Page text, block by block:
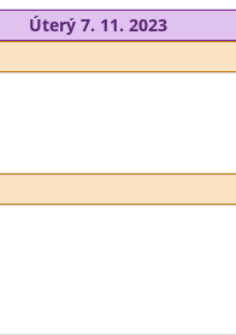
Úterý 7. 11. 2023